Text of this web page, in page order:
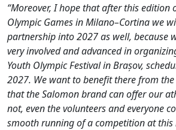
“Moreover, I hope that after this edition
Olympic Games in Milano–Cortina we
partnership into 2027 as well, because
very involved and advanced in
Youth Olympic Festival in Brașov,
2027. We want to benefit there from
that the Salomon brand can offer our
not, even the volunteers and everyone
smooth running of a competition at this